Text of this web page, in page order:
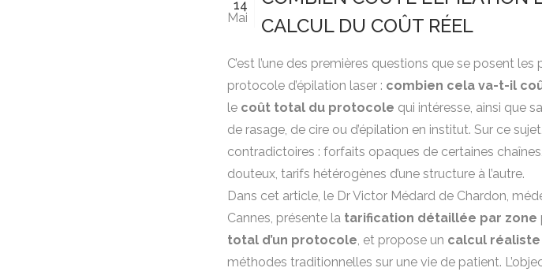
14
Mai
CALCUL DU COÛT RÉEL
C’est l’une des premières questions que se posent
protocole d’épilation laser : combien cela va-t-il
le coût total du protocole qui intéresse, ainsi que sa
de rasage, de cire ou d’épilation en institut. Sur ce
contradictoires : forfaits opaques de certaines
douteux, tarifs hétérogènes d’une structure à l’autre.
Dans cet article, le Dr Victor Médard de Chardon,
Cannes, présente la tarification détaillée par zone
total d’un protocole, et propose un calcul réaliste
méthodes traditionnelles sur une vie de patient.